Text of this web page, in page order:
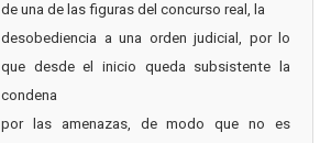
de una de las figuras del concurso real, la
desobediencia a una orden judicial, por lo
que desde el inicio queda subsistente la
condena
por las amenazas, de modo que no es